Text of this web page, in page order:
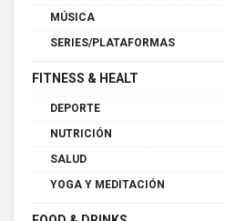
MÚSICA
SERIES/PLATAFORMAS
FITNESS & HEALT
DEPORTE
NUTRICIÓN
SALUD
YOGA Y MEDITACIÓN